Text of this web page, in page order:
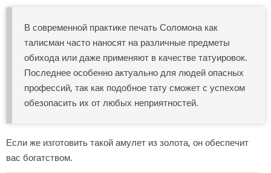
В современной практике печать Соломона как
талисман часто наносят на различные предметы
обихода или даже применяют в качестве татуировок.
Последнее особенно актуально для людей опасных
профессий, так как подобное тату сможет с успехом
обезопасить их от любых неприятностей.
Если же изготовить такой амулет из золота, он обеспечит
вас богатством.